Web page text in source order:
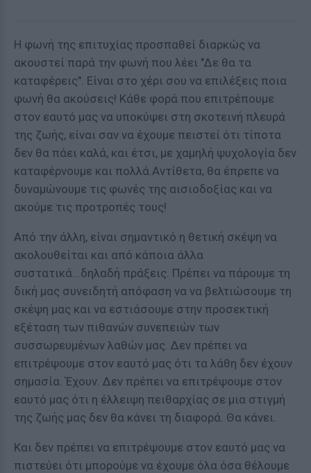
Η φωνή της επιτυχίας προσπαθεί διαρκώς να
ακουστεί παρά την φωνή που λέει "Δε θα τα
καταφέρεις". Είναι στο χέρι σου να επιλέξεις ποια
φωνή θα ακούσεις! Κάθε φορά που επιτρέπουμε
στον εαυτό μας να υποκύψει στη σκοτεινή πλευρά
της ζωής, είναι σαν να έχουμε πειστεί ότι τίποτα
δεν θα πάει καλά, και έτσι, με χαμηλή ψυχολογία δεν
καταφέρνουμε και πολλά.Αντίθετα, θα έπρεπε να
δυναμώνουμε τις φωνές της αισιοδοξίας και να
ακούμε τις προτροπές τους!
Από την άλλη, είναι σημαντικό η θετική σκέψη να
ακολουθείται και από κάποια άλλα
συστατικά...δηλαδή πράξεις. Πρέπει να πάρουμε τη
δική μας συνειδητή απόφαση να να βελτιώσουμε τη
σκέψη μας και να εστιάσουμε στην προσεκτική
εξέταση των πιθανών συνεπειών των
συσσωρευμένων λαθών μας. Δεν πρέπει να
επιτρέψουμε στον εαυτό μας ότι τα λάθη δεν έχουν
σημασία. Έχουν. Δεν πρέπει να επιτρέψουμε στον
εαυτό μας ότι η έλλειψη πειθαρχίας σε μια στιγμή
της ζωής μας δεν θα κάνει τη διαφορά. Θα κάνει.
Και δεν πρέπει να επιτρέψουμε στον εαυτό μας να
πιστεύει ότι μπορούμε να έχουμε όλα όσα θέλουμε